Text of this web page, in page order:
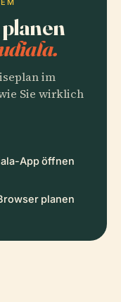
im
Sie wirklich
App öffnen
planen